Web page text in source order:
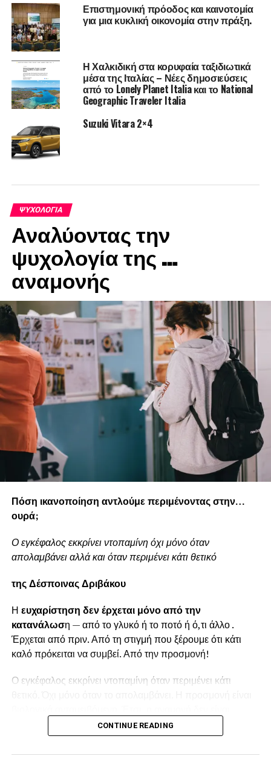
Νικόλας Ουρανός, PCC
Professional Certified Life & Relationship Coach by
International Coaching Federation
Βραβευμένος συγγραφέας παγκόσμιου bestseller
Αγάπη Τώρα, Ευ Ζην Τώρα και Ξαφνικά Τώρα,
Ομιλητής
RELATED TOPICS:
UP NEXT
να προχωρήσεις μπροστά.
DON'T MISS
Πώς η αγένεια σε τραβάει κάτω;
Επιστημονική πρόοδος και καινοτομία
για μια κυκλική οικονομία στην πράξη.
Η Χαλκιδική στα κορυφαία ταξιδιωτικά
μέσα της Ιταλίας – Νέες δημοσιεύσεις
από το Lonely Planet Italia και το National
Geographic Traveler Italia
Suzuki Vitara 2×4
ΨΥΧΟΛΟΓΊΑ
Αναλύοντας την
ψυχολογία της …
αναμονής
Πόση ικανοποίηση αντλούμε περιμένοντας στην…
ουρά;
Ο εγκέφαλος εκκρίνει ντοπαμίνη όχι μόνο όταν
απολαμβάνει αλλά και όταν περιμένει κάτι θετικό
της Δέσποινας Δριβάκου
Η ευχαρίστηση δεν έρχεται μόνο από την
κατανάλωση — από το γλυκό ή το ποτό ή ό,τι άλλο .
Έρχεται από πριν. Από τη στιγμή που ξέρουμε ότι κάτι
καλό πρόκειται να συμβεί. Από την προσμονή!
Ο εγκέφαλος εκκρίνει ντοπαμίνη όταν περιμένει κάτι
απλώς καθυστέρηση· γίνεται μέρος της εμπειρίας.
CONTINUE READING